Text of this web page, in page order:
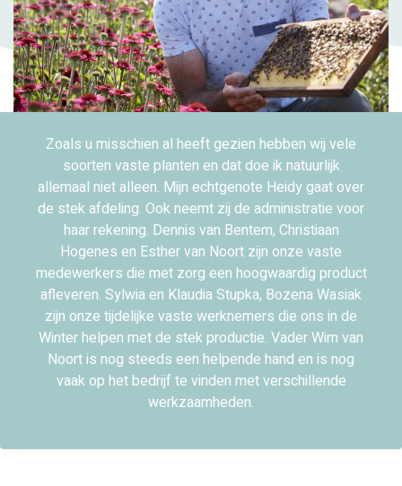
Zoals u misschien al heeft gezien hebben wij vele
soorten vaste planten en dat doe ik natuurlijk
allemaal niet alleen. Mijn echtgenote Heidy gaat over
de stek afdeling. Ook neemt zij de administratie voor
haar rekening. Dennis van Bentem, Christiaan
Hogenes en Esther van Noort zijn onze vaste
medewerkers die met zorg een hoogwaardig product
afleveren. Sylwia en Klaudia Stupka, Bozena Wasiak
zijn onze tijdelijke vaste werknemers die ons in de
Winter helpen met de stek productie. Vader Wim van
Noort is nog steeds een helpende hand en is nog
vaak op het bedrijf te vinden met verschillende
werkzaamheden.